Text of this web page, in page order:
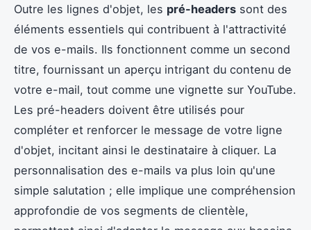
Outre les lignes d'objet, les pré-headers sont des
éléments essentiels qui contribuent à l'attractivité
de vos e-mails. Ils fonctionnent comme un second
titre, fournissant un aperçu intrigant du contenu de
votre e-mail, tout comme une vignette sur YouTube.
Les pré-headers doivent être utilisés pour
compléter et renforcer le message de votre ligne
d'objet, incitant ainsi le destinataire à cliquer. La
personnalisation des e-mails va plus loin qu'une
simple salutation ; elle implique une compréhension
approfondie de vos segments de clientèle,